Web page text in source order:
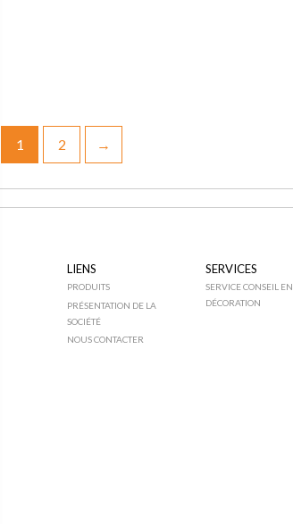
1 2 →
LIENS
PRODUITS
PRÉSENTATION DE LA
SOCIÉTÉ
NOUS CONTACTER
SERVICES
SERVICE CONSEIL EN
DÉCORATION